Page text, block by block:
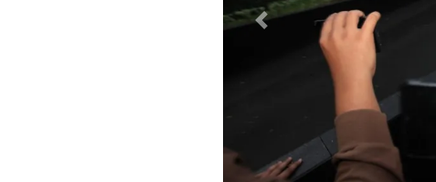
Previous